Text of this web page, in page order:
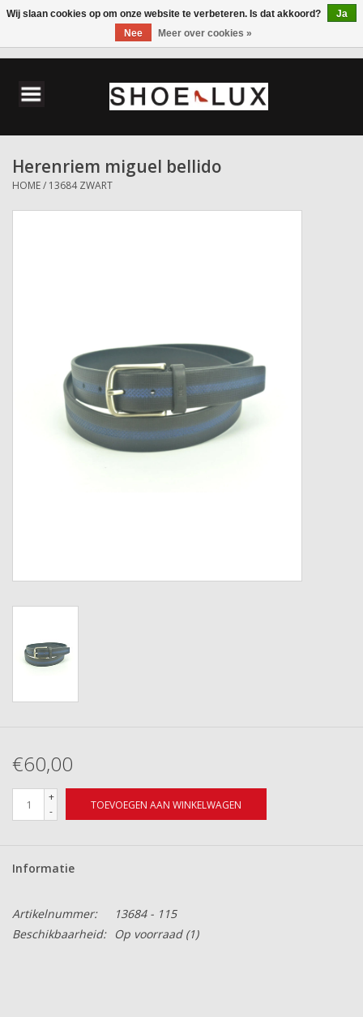
Herenschoenen
Accessoires
Herenriem miguel bellido
HOME/ 13684 ZWART
€60,00
+
-
TOEVOEGEN AAN WINKELWAGEN
Informatie
Artikelnummer:
13684 - 115
Beschikbaarheid:
Op voorraad(1)
Wij slaan cookies op om onze website te verbeteren. Is dat akkoord?
Ja
Nee
Meer over cookies »